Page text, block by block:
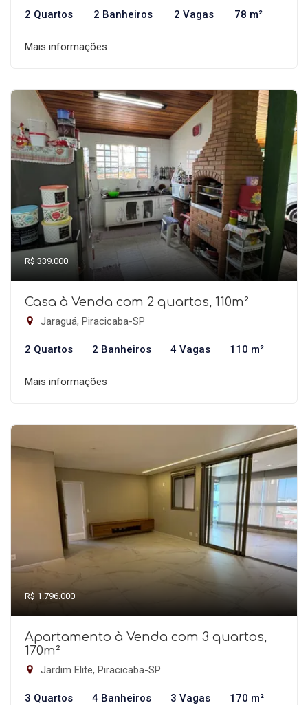
2 Quartos 2 Banheiros 2 Vagas 78 m²
Mais informações
R$ 339.000
Casa à Venda com 2 quartos, 110m²
Jaraguá, Piracicaba-SP
2 Quartos 2 Banheiros 4 Vagas 110 m²
Mais informações
R$ 1.796.000
Apartamento à Venda com 3 quartos,
170m²
Jardim Elite, Piracicaba-SP
3 Quartos 4 Banheiros 3 Vagas 170 m²